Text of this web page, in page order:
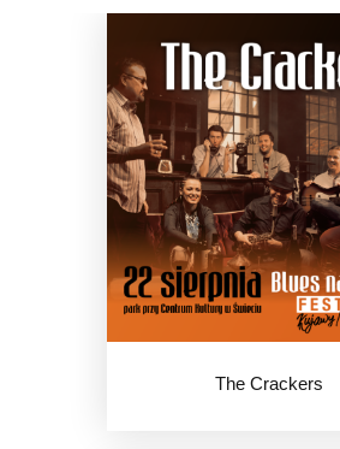
AKTUALNOŚCI
MIEJSCE
MEDIA
POPRZEDNIE
EDYCJE
DEKLARACJA
DOSTĘPNOŚCI
RAPORT O STANIE
DOSTĘPNOŚCI
KONTAKT
The Crackers